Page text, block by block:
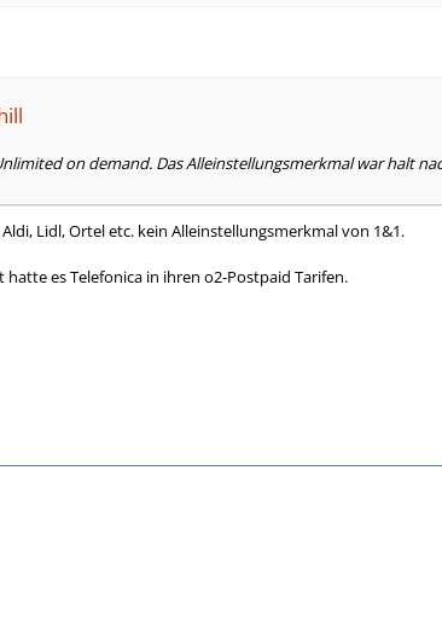
on demand. Das Alleinstellungsmerkmal war halt
Lidl, Ortel etc. kein Alleinstellungsmerkmal von 1&1.
hatte es Telefonica in ihren o2-Postpaid Tarifen.